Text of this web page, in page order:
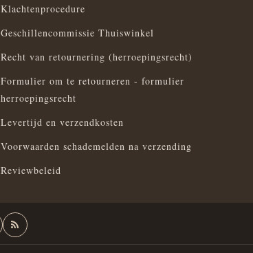
Klachtenprocedure
Geschillencommissie Thuiswinkel
Recht van retournering (herroepingsrecht)
Formulier om te retourneren - formulier
herroepingsrecht
Levertijd en verzendkosten
Voorwaarden schademelden na verzending
Reviewbeleid